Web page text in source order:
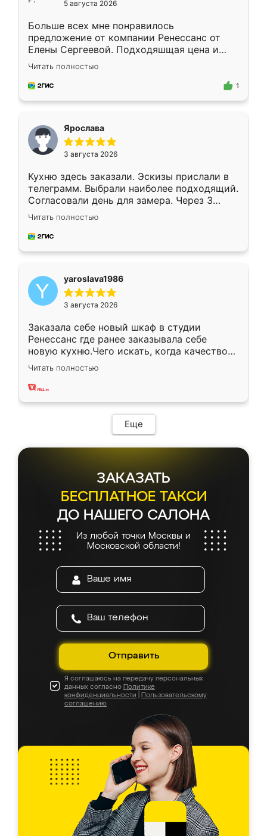
5 августа 2026
Больше всех мне понравилось
предложение от компании Ренессанс от
Елены Сергеевой. Подходяшщая цена и
короткие сроки изготовления. Приехавший
для замера сотрудник Владислав
предложил по моему эскизу самый
Читать полностью
1
Ярослава
3 августа 2026
Кухню здесь заказали. Эскизы прислали в
телеграмм. Выбрали наиболее подходящий.
Согласовали день для замера. Через 3
недели кухня была уже готова. Остались
довольны работой. Спасибо Ренессанс
мебель за качественную работу!
Читать полностью
yaroslava1986
3 августа 2026
Заказала себе новый шкаф в студии
Ренессанс где ранее заказывала себе
новую кухню.Чего искать, когда качеством
вполне довольна. Служит кухня уже почти
два года, нареканий нет.
Читать полностью
Еще
ЗАКАЗАТЬ
БЕСПЛАТНОЕ ТАКСИ
ДО НАШЕГО САЛОНА
Из любой точки Москвы и
Московской области!
Отправить
Я соглашаюсь на передачу персональных
данных согласно Политике
конфиденциальности
Пользовательскому
соглашению